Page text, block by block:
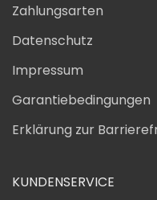
Zahlungsarten
Datenschutz
Impressum
Garantiebedingungen
Erklärung zur
KUNDENSERVICE